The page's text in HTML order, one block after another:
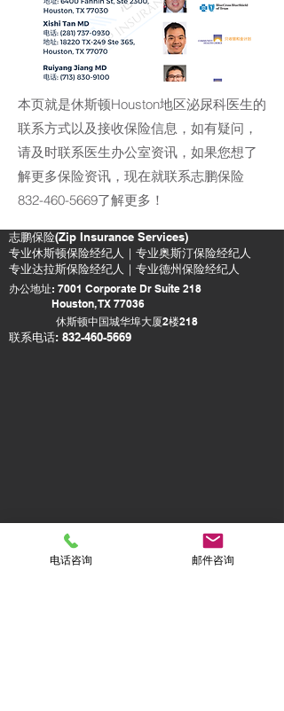
本页就是休斯顿Houston地区泌尿科医生的
联系方式以及接收保险信息，如有疑问，
请及时联系医生办公室资讯，如果您想了
解更多保险资讯，现在就联系志鹏保险
832-460-5669了解更多！
​志鹏保险(Zip Insurance Services)
​专业休斯顿保险经纪人｜专业奥斯汀保险经纪人
专业达拉斯保险经纪人｜专业德州保险经纪人
办公地址: 7001 Corporate Dr Suite 218
Houston, TX 77036
​休斯顿中国城华埠大厦2楼218
联系电话: 832-460-5669
电话咨询 邮件咨询